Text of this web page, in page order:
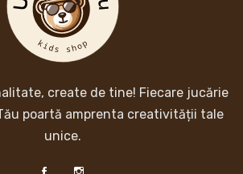
create de tine! Fiecare jucărie
poartă amprenta creativității tale
unice.